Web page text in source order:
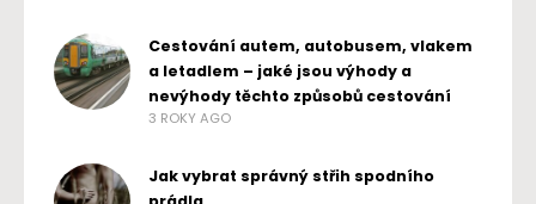
Cestování autem, autobusem, vlakem
a letadlem – jaké jsou výhody a
nevýhody těchto způsobů cestování
3 ROKY AGO
Jak vybrat správný střih spodního